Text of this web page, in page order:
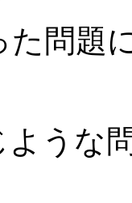
た問題
ような